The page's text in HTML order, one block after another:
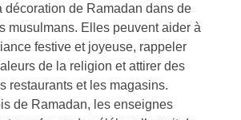
décoration de Ramadan dans de
musulmans. Elles peuvent aider à
festive et joyeuse, rappeler
de la religion et attirer des
restaurants et les magasins.
de Ramadan, les enseignes